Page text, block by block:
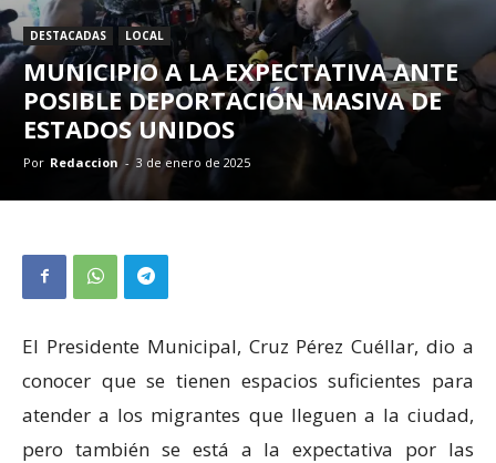
DESTACADAS LOCAL
MUNICIPIO A LA EXPECTATIVA ANTE
POSIBLE DEPORTACIÓN MASIVA DE
ESTADOS UNIDOS
Por Redaccion - 3 de enero de 2025
El Presidente Municipal, Cruz Pérez Cuéllar, dio a
conocer que se tienen espacios suficientes para
atender a los migrantes que lleguen a la ciudad,
pero también se está a la expectativa por las